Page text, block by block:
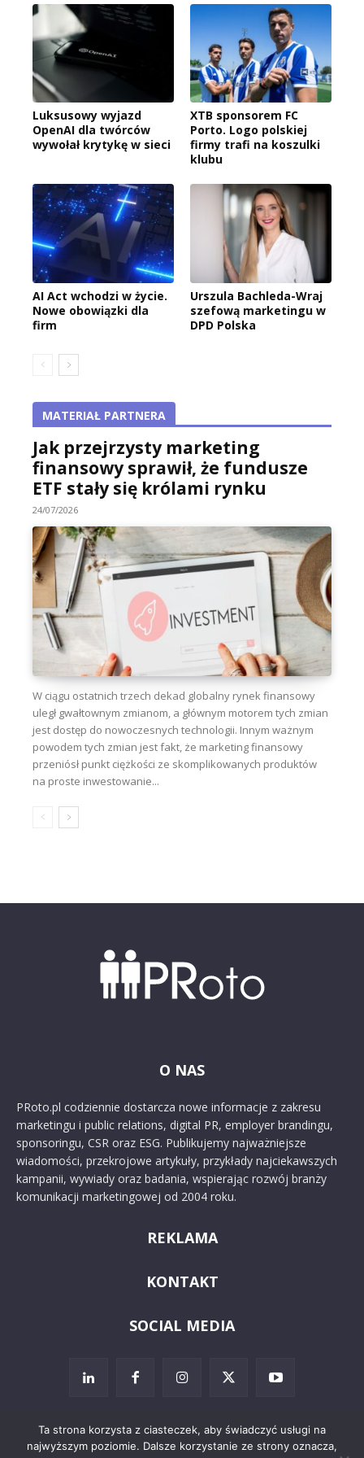
Luksusowy wyjazd
OpenAI dla twórców
wywołał krytykę w sieci
XTB sponsorem FC
Porto. Logo polskiej
firmy trafi na koszulki
klubu
AI Act wchodzi w życie.
Nowe obowiązki dla
firm
Urszula Bachleda-Wraj
szefową marketingu w
DPD Polska
MATERIAŁ PARTNERA
Jak przejrzysty marketing
finansowy sprawił, że fundusze
ETF stały się królami rynku
24/07/2026
W ciągu ostatnich trzech dekad globalny rynek finansowy
uległ gwałtownym zmianom, a głównym motorem tych zmian
jest dostęp do nowoczesnych technologii. Innym ważnym
powodem tych zmian jest fakt, że marketing finansowy
przeniósł punkt ciężkości ze skomplikowanych produktów
na proste inwestowanie...
O NAS
PRoto.pl codziennie dostarcza nowe informacje z zakresu
marketingu i public relations, digital PR, employer brandingu,
sponsoringu, CSR oraz ESG. Publikujemy najważniejsze
wiadomości, przekrojowe artykuły, przykłady najciekawszych
kampanii, wywiady oraz badania, wspierając rozwój branży
komunikacji marketingowej od 2004 roku.
REKLAMA
KONTAKT
SOCIAL MEDIA
Ta strona korzysta z ciasteczek, aby świadczyć usługi na
najwyższym poziomie. Dalsze korzystanie ze strony oznacza,